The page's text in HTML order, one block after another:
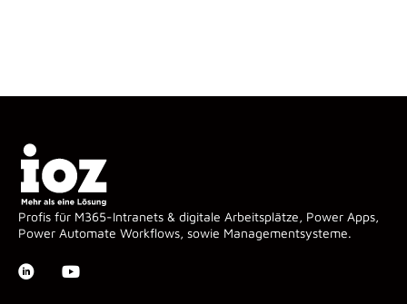
Profis für M365-Intranets & digitale Arbeitsplätze, Power Apps,
Power Automate Workflows, sowie Managementsysteme.